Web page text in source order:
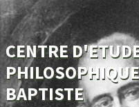
CENTRE
BAPTISTE